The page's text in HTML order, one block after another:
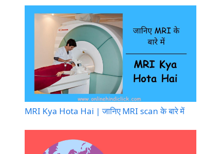
MRI Kya Hota Hai | जानिए MRI scan के बारे में